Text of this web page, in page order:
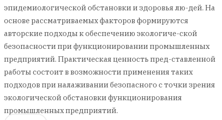
эпидемиологической обстановки и здоровья лю-дей. На
основе рассматриваемых факторов формируются
авторские подходы к обеспечению экологиче-ской
безопасности при функционировании промышленных
предприятий. Практическая ценность пред-ставленной
работы состоит в возможности применения таких
подходов при налаживании безопасного с точки зрения
экологической обстановки функционирования
промышленных предприятий.